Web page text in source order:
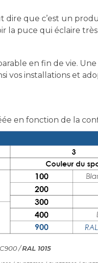
que c’est un
la puce qui éclaire
en fin de vie.
vos installations et
en fonction de la
/RAL 1015